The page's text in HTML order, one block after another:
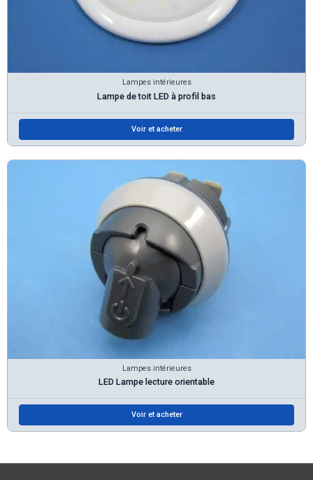
Lampes intérieures
Lampe de toit LED à profil bas
Voir et acheter
Lampes intérieures
LED Lampe lecture orientable
Voir et acheter